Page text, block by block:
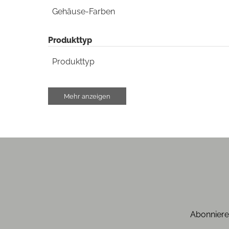
Gehäuse-Farben
Produkttyp
Produkttyp
System bestehend aus:
Mehr anzeigen